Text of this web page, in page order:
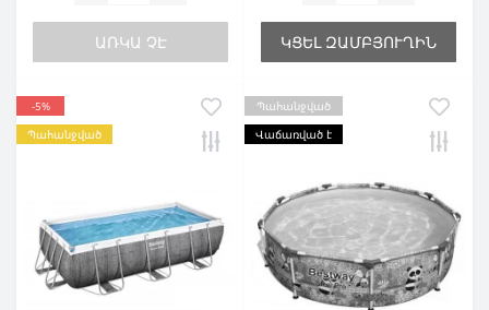
ԱՌԿԱ ՉԷ ԿՑԵԼ ԶԱՄԲՅՈՒՂԻՆ
-5%
Պահանջված
Պահանջված
Վաճառված է